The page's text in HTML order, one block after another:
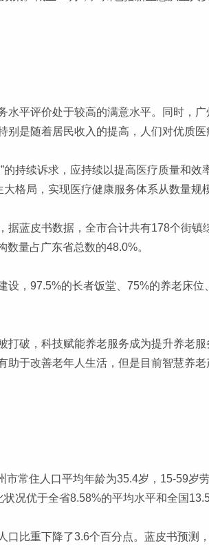
水平评价处于较高的满意水平。同时，
是随着居民收入的提高，人们对优质医
持续诉求，应持续以提高医疗质量和
格局，实现医疗健康服务体系从数量规
据蓝皮书数据，全市合计共有178个街
量占广东省总数的48.0%。
设，97.5%的长者饭堂、75%的养老床
打破，科技赋能养老服务成为提升养老
于改善老年人生活，但是目前智慧养老
常住人口平均年龄为35.4岁，15-59岁
况优于全省8.58%的平均水平和全国
口比重下降了3.6个百分点。蓝皮书预